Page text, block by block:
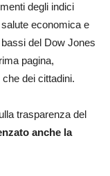
degli indici
economica e
del Dow Jones
pagina,
dei cittadini.
trasparenza del
anche la